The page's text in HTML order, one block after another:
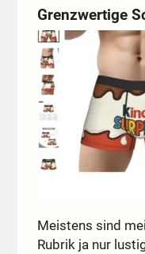
Grenzwertige
Meistens sind
Rubrik ja nur